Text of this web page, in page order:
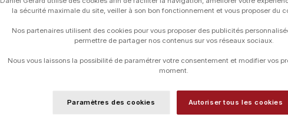
joaillière Flora. Produite
ici l’arrivée du printemps, de la
grandissent et se rejoignent des
la sécurité maximale du site, veiller à son bon fonctionnement et vous proposer du
Nos partenaires utilisent des cookies pour vous proposer des publicités
permettre de partager nos contenus sur vos réseaux sociaux.
Nous vous laissons la possibilité de paramétrer votre consentement et modifier vos
moment.
Paramètres des cookies Autoriser tous les cookies